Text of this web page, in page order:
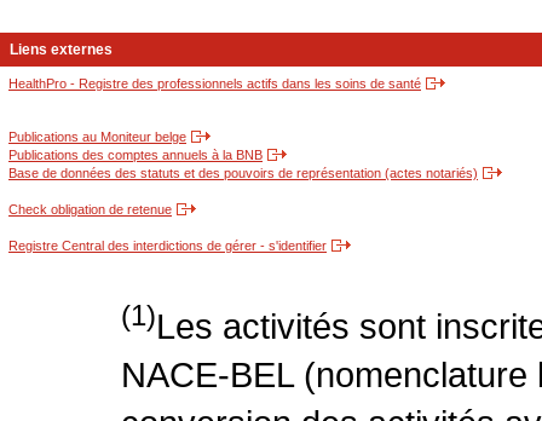
Liens externes
HealthPro - Registre des professionnels actifs dans les soins de santé
Publications au Moniteur belge
Publications des comptes annuels à la BNB
Base de données des statuts et des pouvoirs de représentation (actes notariés)
Check obligation de retenue
Registre Central des interdictions de gérer - s'identifier
(1)Les activités sont
NACE-BEL